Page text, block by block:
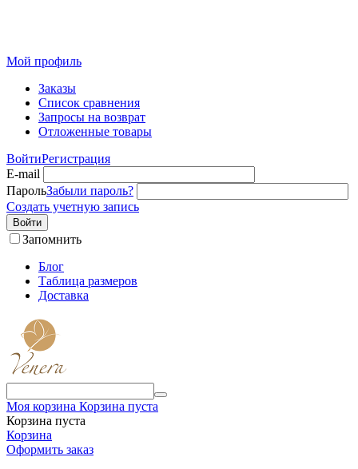
Мой профиль
Заказы
Список сравнения
Запросы на возврат
Отложенные товары
ВойтиРегистрация
E-mail
ПарольЗабыли пароль?
Создать учетную запись
Войти
Запомнить
Блог
Таблица размеров
Доставка
Моя корзина Корзина пуста
Корзина пуста
Корзина
Оформить заказ